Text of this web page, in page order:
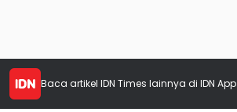
Baca artikel IDN Times lainnya di IDN App